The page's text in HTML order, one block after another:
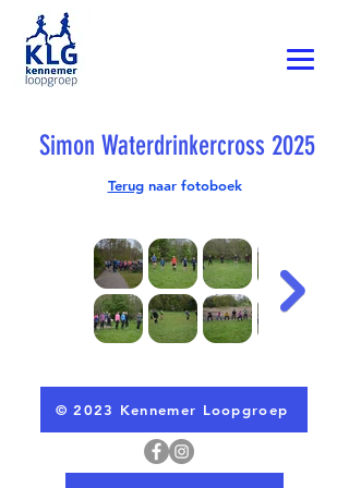
Simon Waterdrinkercross 2025
Terugnaar fotoboek
© 2023 Kennemer Loopgroep